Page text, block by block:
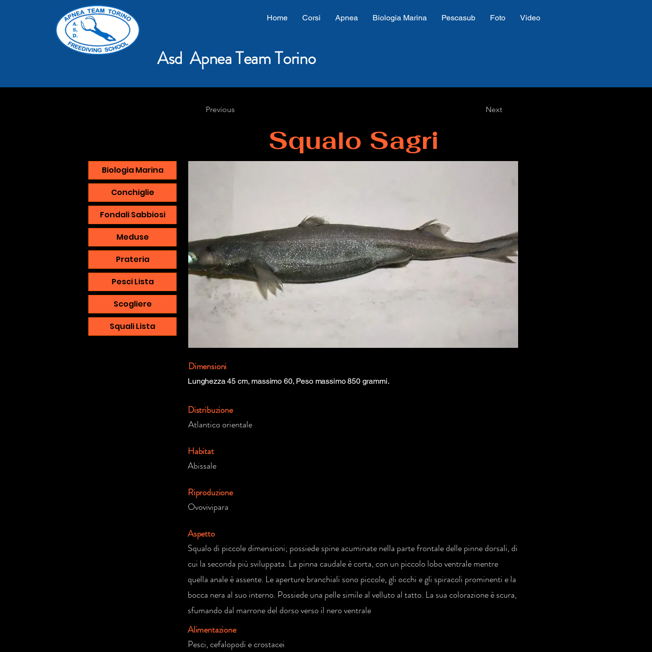
Home Corsi Apnea Biologia Marina Pescasub Foto Video
Asd Apnea Team Torino
Previous Next
Squalo Sagri
Biologia Marina
Conchiglie
Fondali Sabbiosi
Meduse
Prateria
Pesci Lista
Scogliere
Squali Lista
Dimensioni
Lunghezza 45 cm, massimo 60, Peso massimo 850 grammi.
Distribuzione
Atlantico orientale
Habitat
Abissale
Riproduzione
Ovovivipara
Aspetto
Squalo di piccole dimensioni; possiede spine acuminate nella parte frontale delle pinne dorsali, di
cui la seconda più sviluppata. La pinna caudale è corta, con un piccolo lobo ventrale mentre
quella anale è assente. Le aperture branchiali sono piccole, gli occhi e gli spiracoli prominenti e la
bocca nera al suo interno. Possiede una pelle simile al velluto al tatto. La sua colorazione è scura,
sfumando dal marrone del dorso verso il nero ventrale
Alimentazione
Pesci, cefalopodi e crostacei